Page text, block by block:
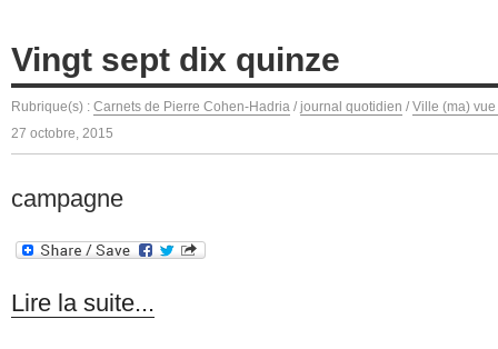
Vingt sept dix quinze
Rubrique(s) : Carnets de Pierre Cohen-Hadria / journal quotidien / Ville (ma)
27 octobre, 2015
campagne
Lire la suite...